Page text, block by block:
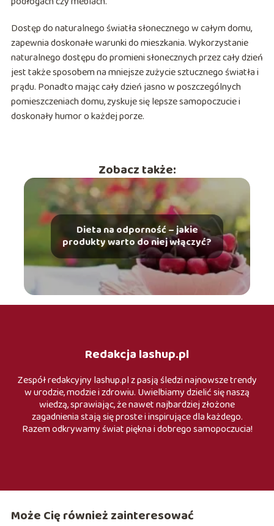
Dostęp do naturalnego światła słonecznego w całym domu,
zapewnia doskonałe warunki do mieszkania. Wykorzystanie
naturalnego dostępu do promieni słonecznych przez cały dzień
jest także sposobem na mniejsze zużycie sztucznego światła i
prądu. Ponadto mając cały dzień jasno w poszczególnych
pomieszczeniach domu, zyskuje się lepsze samopoczucie i
doskonały humor o każdej porze.
Zobacz także:
Dieta na odporność – jakie
produkty warto do niej włączyć?
Redakcja lashup.pl
Zespół redakcyjny lashup.pl z pasją śledzi najnowsze trendy
w urodzie, modzie i zdrowiu. Uwielbiamy dzielić się naszą
wiedzą, sprawiając, że nawet najbardziej złożone
zagadnienia stają się proste i inspirujące dla każdego.
Razem odkrywamy świat piękna i dobrego samopoczucia!
Może Cię również zainteresować